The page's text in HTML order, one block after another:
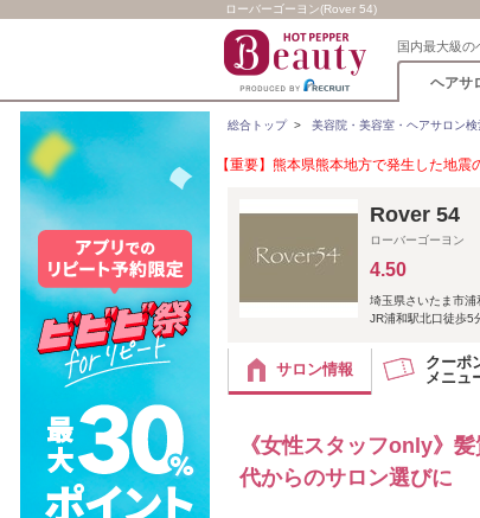
ローバーゴーヨン(Rover 54)
国内最大級
ヘアサ
総合トップ> 美容院・美容室・ヘアサロン
【重要】熊本県熊本地方で発生した地
Rover 54
ローバーゴーヨン
4.50
埼玉県さいたま市
JR浦和駅北口徒歩5
サロン情報
クーポ
メニュ
《女性スタッフonly》
代からのサロン選びに